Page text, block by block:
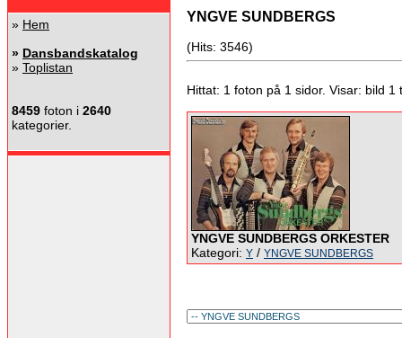
» Hem
» Dansbandskatalog
» Toplistan
8459 foton i 2640
kategorier.
YNGVE SUNDBERGS
(Hits: 3546)
Hittat: 1 foton på 1 sidor. Visar: bild 1
YNGVE SUNDBERGS ORKESTER
Kategori: Y / YNGVE SUNDBERGS